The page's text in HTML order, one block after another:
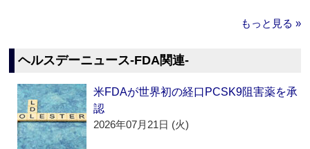
もっと見る »
ヘルスデーニュース‐FDA関連‐
米FDAが世界初の経口PCSK9阻害薬を承
認
2026年07月21日 (火)